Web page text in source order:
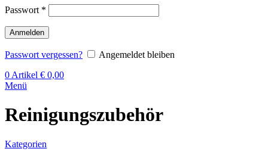
Passwort *
Anmelden
Passwort vergessen?
Angemeldet bleiben
0 Artikel € 0,00
Menü
Reinigungszubehör
Kategorien